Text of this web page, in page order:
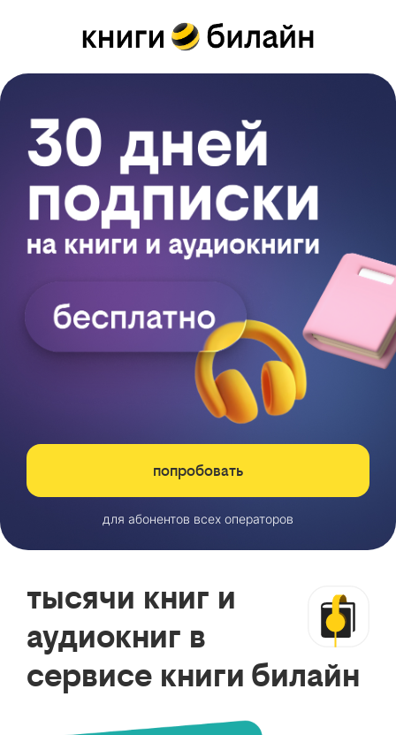
попробовать
для абонентов всех операторов
тысячи книг и
аудиокниг в
сервисе книги билайн